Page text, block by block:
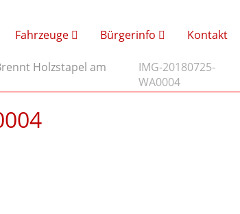
Fahrzeuge Bürgerinfo Kontakt
Holzstapel am
IMG-20180725-
WA0004